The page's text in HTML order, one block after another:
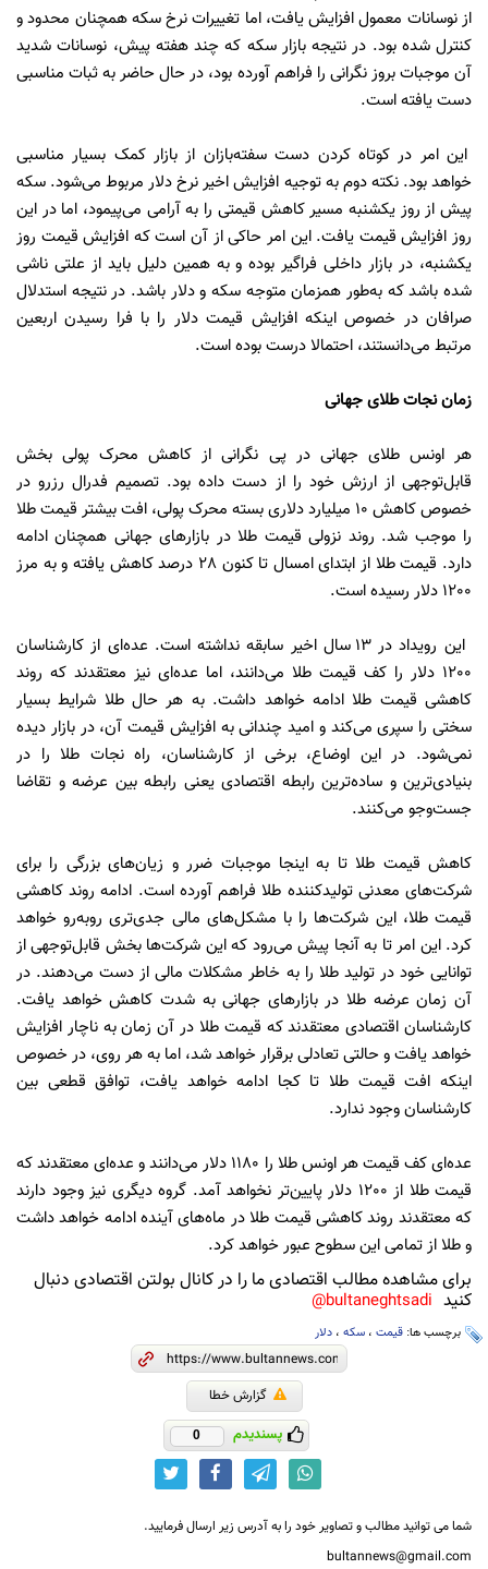
از نوسانات معمول افزایش یافت، اما تغییرات نرخ سکه همچنان محدود و
کنترل شده بود. در نتیجه بازار سکه که چند هفته پیش، نوسانات شدید
آن موجبات بروز نگرانی را فراهم آورده بود، در حال حاضر به ثبات مناسبی
دست یافته است.
این امر در کوتاه کردن دست سفته‌بازان از بازار کمک بسیار مناسبی
خواهد بود. نکته دوم به توجیه افزایش اخیر نرخ دلار مربوط می‌شود. سکه
پیش از روز یکشنبه مسیر کاهش قیمتی را به آرامی می‌پیمود، اما در این
روز افزایش قیمت یافت. این امر حاکی از آن است که افزایش قیمت روز
یکشنبه، در بازار داخلی فراگیر بوده و به همین دلیل باید از علتی ناشی
شده باشد که به‌طور همزمان متوجه سکه و دلار باشد. در نتیجه استدلال
صرافان در خصوص اینکه افزایش قیمت دلار را با فرا رسیدن اربعین
مرتبط می‌دانستند، احتمالا درست بوده است.
زمان نجات طلای جهانی
هر اونس طلای جهانی در پی نگرانی از کاهش محرک پولی بخش
قابل‌توجهی از ارزش خود را از دست داده بود. تصمیم فدرال رزرو در
خصوص کاهش 10 میلیارد دلاری بسته محرک پولی، افت بیشتر قیمت طلا
را موجب شد. روند نزولی قیمت طلا در بازارهای جهانی همچنان ادامه
دارد. قیمت طلا از ابتدای امسال تا کنون 28 درصد کاهش یافته و به مرز
1200 دلار رسیده است.
این رویداد در 13 سال اخیر سابقه نداشته است. عده‌ای از کارشناسان
1200 دلار را کف قیمت طلا می‌دانند، اما عده‌ای نیز معتقدند که روند
کاهشی قیمت طلا ادامه خواهد داشت. به هر حال طلا شرایط بسیار
سختی را سپری می‌کند و امید چندانی به افزایش قیمت آن، در بازار دیده
نمی‌شود. در این اوضاع، برخی از کارشناسان، راه نجات طلا را در
بنیادی‌ترین و ساده‌ترین رابطه اقتصادی یعنی رابطه بین عرضه و تقاضا
جست‌وجو می‌کنند.
کاهش قیمت طلا تا به اینجا موجبات ضرر و زیان‌های بزرگی را برای
شرکت‌های معدنی تولیدکننده طلا فراهم آورده است. ادامه روند کاهشی
قیمت طلا، این شرکت‌ها را با مشکل‌های مالی جدی‌تری روبه‌رو خواهد
کرد. این امر تا به آنجا پیش می‌رود که این شرکت‌ها بخش قابل‌توجهی از
توانایی خود در تولید طلا را به خاطر مشکلات مالی از دست می‌دهند. در
آن زمان عرضه طلا در بازارهای جهانی به شدت کاهش خواهد یافت.
کارشناسان اقتصادی معتقدند که قیمت طلا در آن زمان به ناچار افزایش
خواهد یافت و حالتی تعادلی برقرار خواهد شد، اما به هر روی، در خصوص
اینکه افت قیمت طلا تا کجا ادامه خواهد یافت، توافق قطعی بین
کارشناسان وجود ندارد.
عده‌ای کف قیمت هر اونس طلا را 1180 دلار می‌دانند و عده‌ای معتقدند که
قیمت طلا از 1200 دلار پایین‌تر نخواهد آمد. گروه دیگری نیز وجود دارند
که معتقدند روند کاهشی قیمت طلا در ماه‌های آینده ادامه خواهد داشت
و طلا از تمامی این سطوح عبور خواهد کرد.
برای مشاهده مطالب اقتصادی ما را در کانال بولتن اقتصادی دنبال
کنید bultaneghtsadi@
برچسب ها: قیمت ، سکه ، دلار
گزارش خطا
پسندیدم 0
شما می توانید مطالب و تصاویر خود را به آدرس زیر ارسال فرمایید.
bultannews@gmail.com